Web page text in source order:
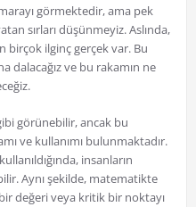
görmektedir, ama pek
sırları düşünmeyiz. Aslında,
birçok ilginç gerçek var. Bu
dalacağız ve bu rakamın ne
görünebilir, ancak bu
ve kullanımı bulunmaktadır.
insanların
Aynı şekilde, matematikte
değeri veya kritik bir noktayı